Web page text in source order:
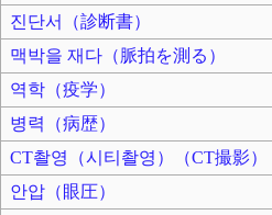
진단서（診断書）
맥박을 재다（脈拍を測る）
역학（疫学）
병력（病歴）
CT촬영（시티촬영）（CT撮影）
안압（眼圧）